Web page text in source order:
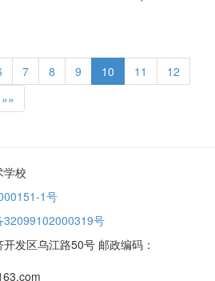
7 8 9 10 11
12
»»
学校
1号
32099102000319号
发区乌江路50号 邮政编码：